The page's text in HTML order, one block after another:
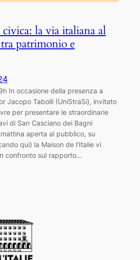
la via italiana al
patrimonio e
In occasione della presenza a
Jacopo Tabolli (UniStraSi), invitato
per presentare le straordinarie
di San Casciano dei Bagni
aperta al pubblico, su
qui) la Maison de l’Italie vi
confronto sul rapporto…